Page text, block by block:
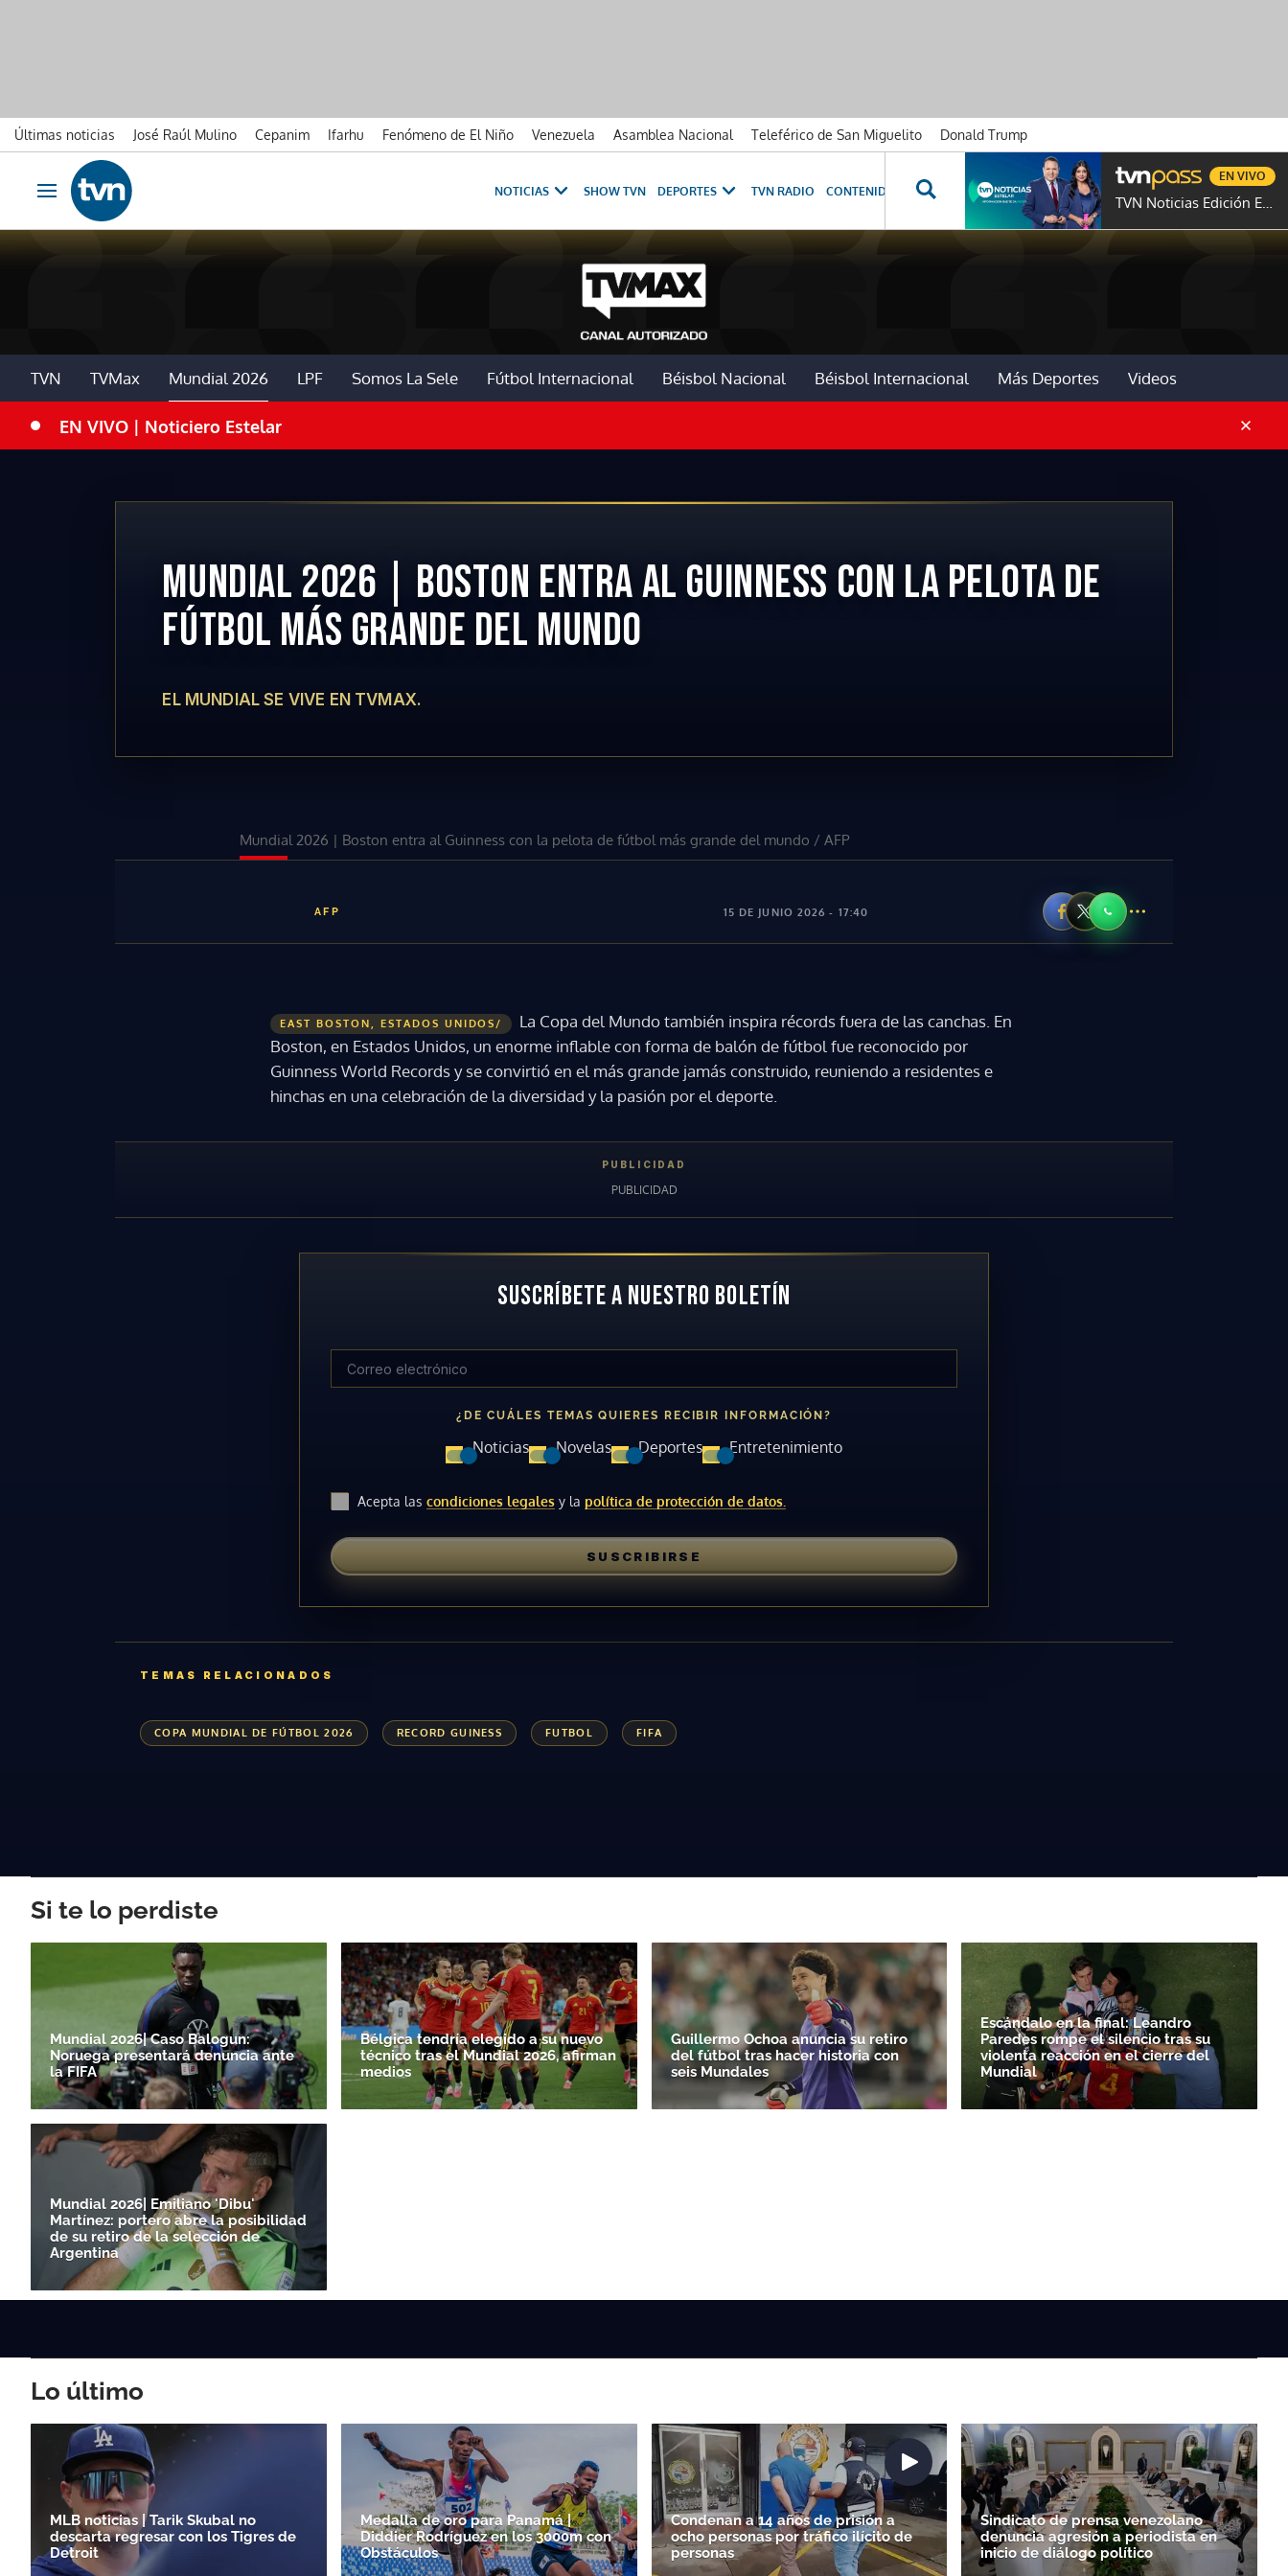
Últimas noticias José Raúl Mulino Cepanim Ifarhu Fenómeno de El Niño Venezuela Asamblea Nacional Teleférico de San Miguelito
Donald Trump
Ir al contenido
Obrir navegació
NOTICIAS SHOW TVN DEPORTES TVN RADIO CONTENIDOS ESPECIALES NOVELAS PROGRAMAS GENTE TVN
TVN Noticias Edición Estelar
EN VIVO
TVN TVMax Mundial 2026 LPF Somos La Sele Fútbol Internacional Béisbol Nacional Béisbol Internacional Más Deportes Videos
EN VIVO | Noticiero Estelar
MUNDIAL 2026 | BOSTON ENTRA AL GUINNESS CON LA PELOTA DE
FÚTBOL MÁS GRANDE DEL MUNDO
EL MUNDIAL SE VIVE EN TVMAX.
Mundial 2026 | Boston entra al Guinness con la pelota de fútbol más grande del mundo / AFP
AFP 15 DE JUNIO 2026 - 17:40
EAST BOSTON, ESTADOS UNIDOS/
La Copa del Mundo también inspira récords fuera de las canchas. En
Boston, en Estados Unidos, un enorme inflable con forma de balón de fútbol fue reconocido por
Guinness World Records y se convirtió en el más grande jamás construido, reuniendo a residentes e
hinchas en una celebración de la diversidad y la pasión por el deporte.
SUSCRÍBETE A NUESTRO BOLETÍN
¿DE CUÁLES TEMAS QUIERES RECIBIR INFORMACIÓN?
Noticias Novelas Deportes Entretenimiento
Acepta las condiciones legales y la política de protección de datos.
SUSCRIBIRSE
Gracias por suscribirte a nuestro boletín.
TEMAS RELACIONADOS
COPA MUNDIAL DE FÚTBOL 2026 RECORD GUINESS FUTBOL FIFA
Si te lo perdiste
Mundial 2026| Caso Balogun:
Noruega presentará denuncia ante
la FIFA
Bélgica tendría elegido a su nuevo
técnico tras el Mundial 2026, afirman
medios
Guillermo Ochoa anuncia su retiro
del fútbol tras hacer historia con
seis Mundales
Escándalo en la final: Leandro
Paredes rompe el silencio tras su
violenta reacción en el cierre del
Mundial
Mundial 2026| Emiliano 'Dibu'
Martínez: portero abre la posibilidad
de su retiro de la selección de
Argentina
Lo último
MLB noticias | Tarik Skubal no
descarta regresar con los Tigres de
Detroit
Medalla de oro para Panamá |
Diddier Rodríguez en los 3000m con
Obstáculos
Condenan a 14 años de prisión a
ocho personas por tráfico ilícito de
personas
Sindicato de prensa venezolano
denuncia agresión a periodista en
inicio de diálogo político